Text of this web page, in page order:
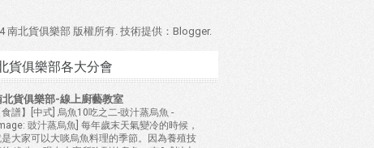
南北貨俱樂部 版權所有. 技術提供： Blogger.
貨俱樂部各大分會
北貨俱樂部-線上廚藝教室
食譜】[中式] 烏魚10吃之二-豉汁蒸烏魚 -
豉汁蒸烏魚] 每年歲末天氣變冷的時候，
大家可以大啖烏魚料理的季節。因為養殖技